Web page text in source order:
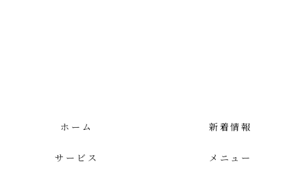
ホーム 新着情報
サービス メニュー